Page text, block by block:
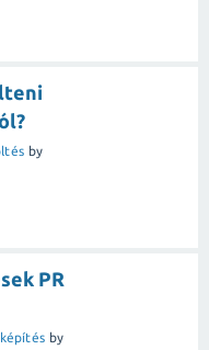
by
PR
by